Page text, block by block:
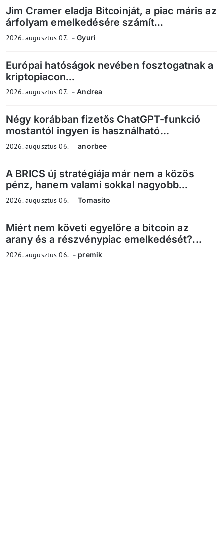
Jim Cramer eladja Bitcoinját, a piac máris az
árfolyam emelkedésére számít...
2026. augusztus 07. Gyuri
Európai hatóságok nevében fosztogatnak a
kriptopiacon...
2026. augusztus 07. Andrea
Négy korábban fizetős ChatGPT-funkció
mostantól ingyen is használható...
2026. augusztus 06. anorbee
A BRICS új stratégiája már nem a közös
pénz, hanem valami sokkal nagyobb...
2026. augusztus 06. Tomasito
Miért nem követi egyelőre a bitcoin az
arany és a részvénypiac emelkedését?...
2026. augusztus 06. premik